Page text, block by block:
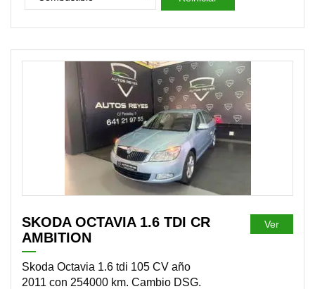
DISPONIBLE
SKODA OCTAVIA 1.6 TDI CR
AMBITION
Skoda Octavia 1.6 tdi 105 CV año
2011 con 254000 km. Cambio DSG.
Ver